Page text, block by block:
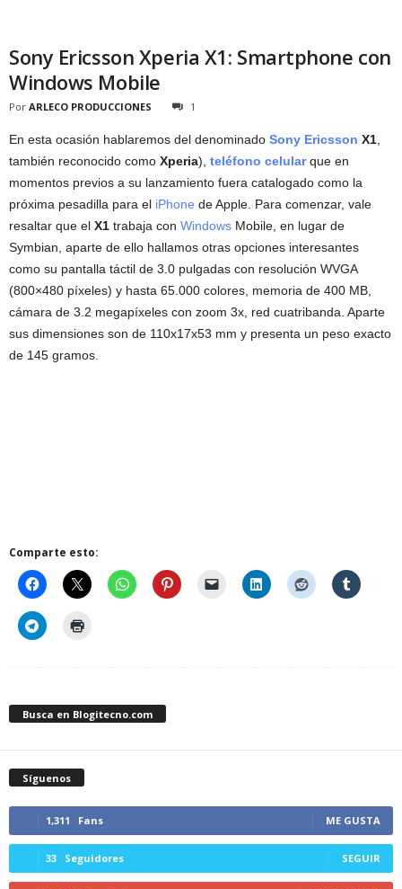
Sony Ericsson Xperia X1: Smartphone con
Windows Mobile
Por ARLECO PRODUCCIONES 1
En esta ocasión hablaremos del denominado Sony Ericsson X1
también reconocido como Xperia), teléfono celularque en
momentos previos a su lanzamiento fuera catalogado como la
próxima pesadilla para el iPhone de Apple. Para comenzar, vale
resaltar que el X1 trabaja con Windows Mobile, en lugar de
Symbian, aparte de ello hallamos otras opciones interesantes
como su pantalla táctil de 3.0 pulgadas con resolución WVGA
(800×480 píxeles) y hasta 65.000 colores, memoria de 400 MB,
cámara de 3.2 megapíxeles con zoom 3x, red cuatribanda. Aparte
sus dimensiones son de 110x17x53 mm y presenta un peso exacto
de 145 gramos.
Comparte esto:
Busca en Blogitecno.com
Síguenos
1,311 Fans ME GUSTA
33 Seguidores SEGUIR